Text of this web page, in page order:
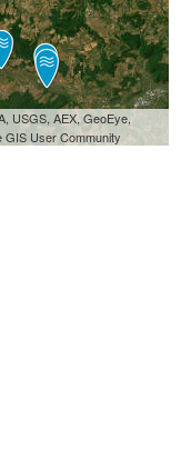
USGS, AEX, GeoEye,
GIS User Community